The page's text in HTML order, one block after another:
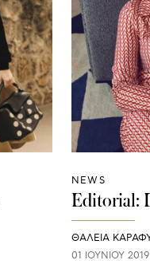
NEWS
Editorial:
ΘΑΛΕΙΑ
01 ΙΟΥΝΊΟΥ 2019